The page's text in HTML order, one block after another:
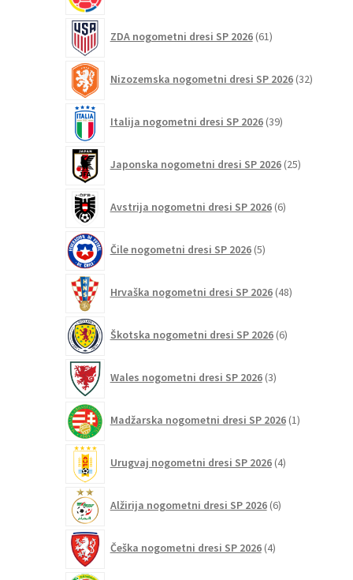
ZDA nogometni dresi SP 2026 61izdelkov
Nizozemska nogometni dresi SP 2026 32izdelkov
Italija nogometni dresi SP 2026 39izdelkov
Japonska nogometni dresi SP 2026 25izdelkov
Avstrija nogometni dresi SP 2026 6izdelkov
Čile nogometni dresi SP 2026 5izdelkov
Hrvaška nogometni dresi SP 2026 48izdelkov
Škotska nogometni dresi SP 2026 6izdelkov
Wales nogometni dresi SP 2026 3izdelki
Madžarska nogometni dresi SP 2026 1izdelek
Urugvaj nogometni dresi SP 2026 4izdelki
Alžirija nogometni dresi SP 2026 6izdelkov
Češka nogometni dresi SP 2026 4izdelki